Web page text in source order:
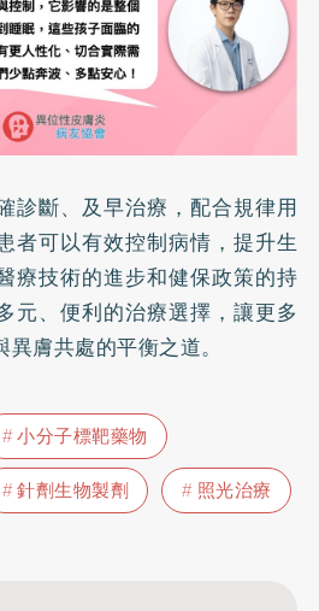
診斷、及早治療，配合規律用
者可以有效控制病情，提升生
療技術的進步和健保政策的持
元、便利的治療選擇，讓更多
膚共處的平衡之道。
小分子標靶藥物
針劑生物製劑 照光治療